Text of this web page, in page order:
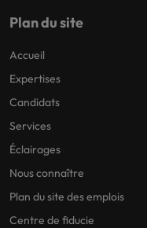
Plan du site
Accueil
Expertises
Candidats
Services
Éclairages
Nous connaître
Plan du site des emplois
Centre de fiducie